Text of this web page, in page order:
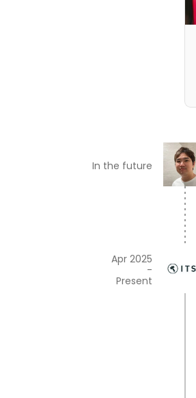
In the future
Apr 2025
-
Present